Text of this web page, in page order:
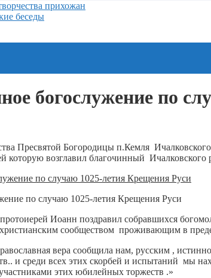
прихожан
беседы
богослужение по
Пресвятой Богородицы п.Кемля
которую возглавил благочинный
по случаю 1025-летия Крещения Руси
Иоанн поздравил собравшихся
сообществом проживающим в
вера сообщила нам, русским ,
и среди всех этих скорбей и испытаний мы
этих юбилейных торжеств .»